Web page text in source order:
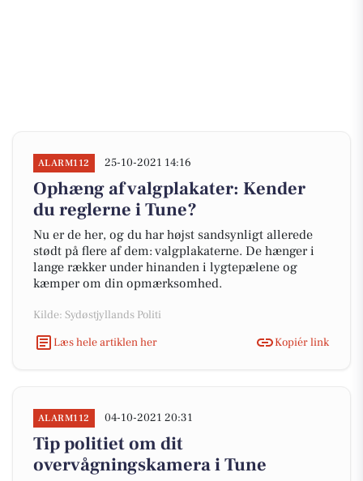
ALARM112 25-10-2021 14:16
Ophæng af valgplakater: Kender
du reglerne i Tune?
Nu er de her, og du har højst sandsynligt allerede
stødt på flere af dem: valgplakaterne. De hænger i
lange rækker under hinanden i lygtepælene og
kæmper om din opmærksomhed.
Kilde: Sydøstjyllands Politi
Læs hele artiklen her
Kopiér link
ALARM112 04-10-2021 20:31
Tip politiet om dit
overvågningskamera i Tune